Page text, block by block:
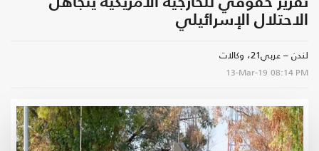
الاحتلال الإسرائيلي
لندن – عربي21، وكالات
13-Mar-19 08:14 PM